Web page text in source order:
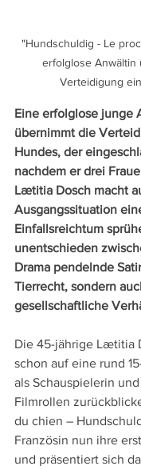
"Hundschuldig - Le
erfolglose Anwältin
Verteidigung
Eine erfolglose junge
übernimmt die
Hundes, der
nachdem er drei
Lætitia Dosch macht
Ausgangssituation
Einfallsreichtum
unentschieden
Drama pendelnde
Tierrecht, sondern
gesellschaftliche
Die 45-jährige Lætitia
schon auf eine rund
als Schauspielerin
Filmrollen
du chien –
Französin nun ihre
und präsentiert sich